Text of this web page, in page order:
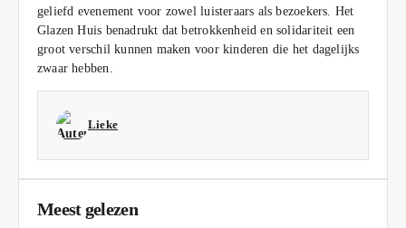
geliefd evenement voor zowel luisteraars als bezoekers. Het
Glazen Huis benadrukt dat betrokkenheid en solidariteit een
groot verschil kunnen maken voor kinderen die het dagelijks
zwaar hebben.
Lieke
Meest gelezen